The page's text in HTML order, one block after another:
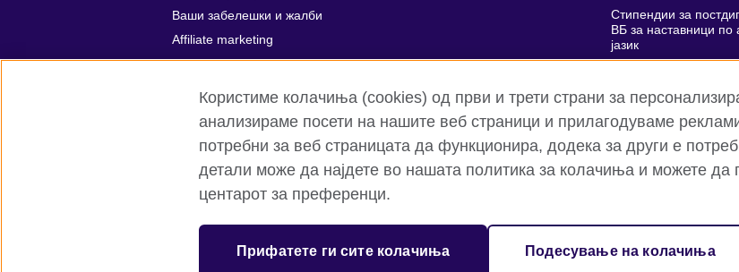
Ваши забелешки и жалби
Affiliate marketing
Стипендии за
ВБ за наставници по
јазик
Британски совет на глобално ниво Приватност и услови Колачиња Мапа на
Регистрирана добротворна организација: 209131 (Англија и Велс) SC037733 (Шкотска)
Користиме колачиња (cookies) од први и трети страни за
анализираме посети на нашите веб страници и прилагодуваме
потребни за веб страницата да функционира, додека за други е
детали може да најдете во нашата политика за колачиња и можете да
центарот за преференци.
Прифатете ги сите колачиња Подесување на колачиња